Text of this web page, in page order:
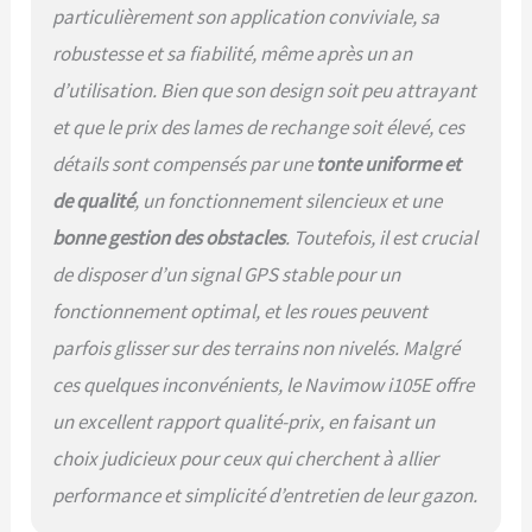
révolutionnaire Assist
Navimow robot tondeuse
sans fil périphérique
votre pelouse lors de la
cartographie et navigue et
automatiquement
l'ensemble de la zone de
travail, rendant la
configuration plus facile
que jamais. Identifie plus
de 150 types d'obstacles:
Par rapport aux capteurs à
ultrasons ou aux pare-
chocs, la caméra à champ
de vision de 140° de
Navimow tondeuse a
gazon avec des
particulièrement son application conviviale, sa
robustesse et sa fiabilité, même après un an
d’utilisation. Bien que son design soit peu attrayant
et que le prix des lames de rechange soit élevé, ces
détails sont compensés par unetonte uniforme et
de qualité, un fonctionnement silencieux et une
bonne gestion des obstacles. Toutefois, il est crucial
de disposer d’un signal GPS stable pour un
fonctionnement optimal, et les roues peuvent
parfois glisser sur des terrains non nivelés. Malgré
ces quelques inconvénients, le Navimow i105E offre
un excellent rapport qualité-prix, en faisant un
choix judicieux pour ceux qui cherchent à allier
performance et simplicité d’entretien de leur gazon.